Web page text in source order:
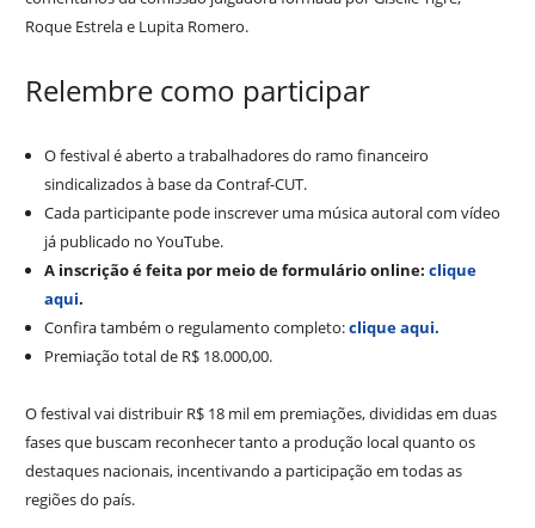
Roque Estrela e Lupita Romero.
Relembre como participar
O festival é aberto a trabalhadores do ramo financeiro
sindicalizados à base da Contraf-CUT.
Cada participante pode inscrever uma música autoral com vídeo
já publicado no YouTube.
A inscrição é feita por meio de formulário online: clique
aqui.
Confira também o regulamento completo:clique aqui.
Premiação total de R$ 18.000,00.
O festival vai distribuir R$ 18 mil em premiações, divididas em duas
fases que buscam reconhecer tanto a produção local quanto os
destaques nacionais, incentivando a participação em todas as
regiões do país.